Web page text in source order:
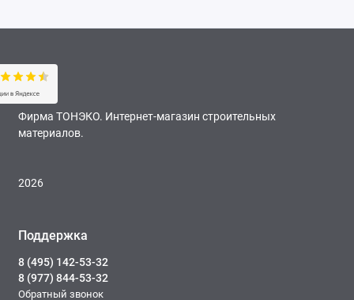
Фирма ТОНЭКО. Интернет-магазин строительных
материалов.
2026
Поддержка
8 (495) 142-53-32
8 (977) 844-53-32
Обратный звонок